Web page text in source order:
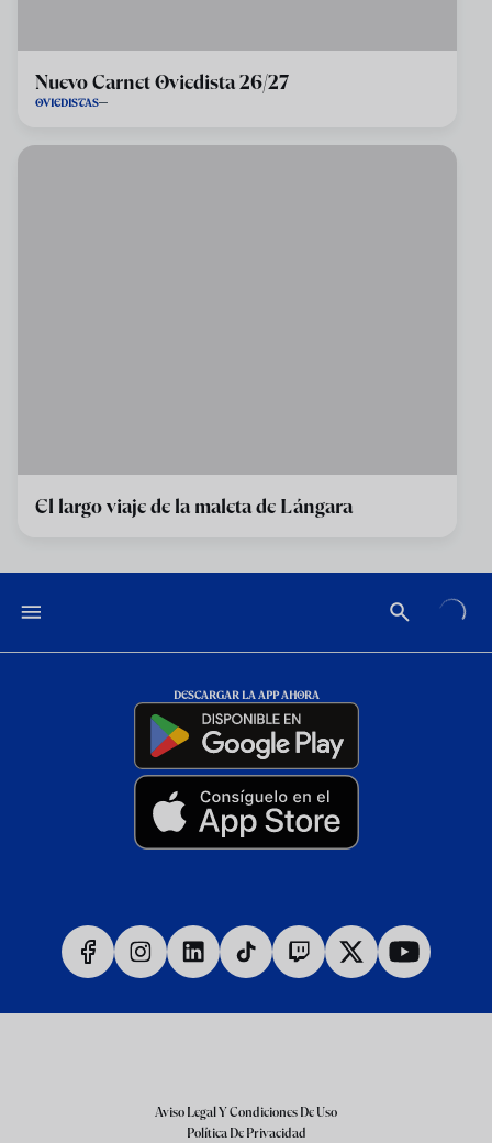
Nuevo Carnet Oviedista 26/27
OVIEDISTAS
El largo viaje de la maleta de Lángara
DESCARGAR LA APP AHORA
Aviso Legal Y Condiciones De Uso
Política De Privacidad